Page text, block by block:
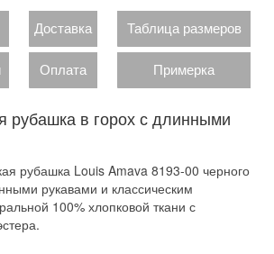
Доставка Таблица размеров
Оплата Примерка
рубашка в горох с длинными
рубашка Louis Amava 8193-00 черного
рукавами и классическим
100% хлопковой ткани с